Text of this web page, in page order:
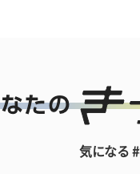
気になる